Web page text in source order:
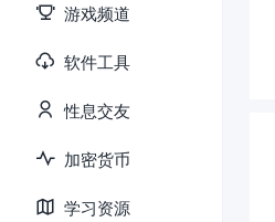
游戏频道
软件工具
性息交友
加密货币
学习资源